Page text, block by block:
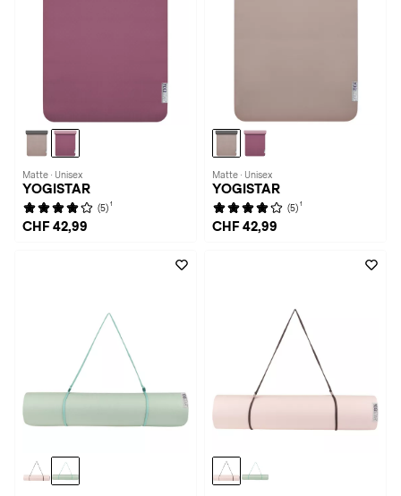
Matte · Unisex
YOGISTAR
(5) 1
CHF 42,99
Matte · Unisex
YOGISTAR
(5) 1
CHF 42,99